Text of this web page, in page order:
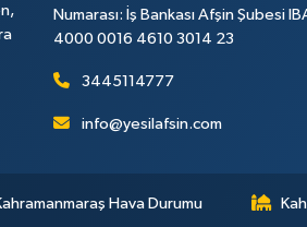
Numarası: İş Bankası Afşin Şubesi
4000 0016 4610 3014 23
3445114777
info@yesilafsin.com
Hava Durumu